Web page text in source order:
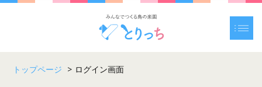
トップページ > ログイン画面